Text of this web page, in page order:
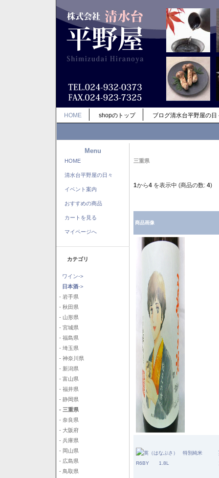
HOME shopのトップ ブログ清水台平野屋の日
Menu
HOME
清水台平野屋の日々
イベント案内
おすすめの商品
カートを見る
マイページへ
カテゴリ
ワイン->
日本酒->
- 岩手県
- 秋田県
- 山形県
- 宮城県
- 福島県
- 埼玉県
- 神奈川県
- 新潟県
- 富山県
- 福井県
- 静岡県
- 三重県
- 奈良県
- 大阪府
- 兵庫県
- 岡山県
- 広島県
- 鳥取県
三重県
1から4 を表示中 (商品の数: 4)
商品画像